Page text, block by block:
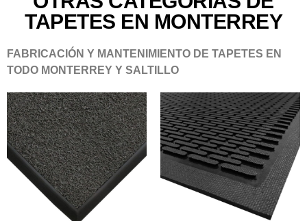
TAPETES EN MONTERREY
FABRICACIÓN Y MANTENIMIENTO DE TAPETES EN
TODO MONTERREY Y SALTILLO